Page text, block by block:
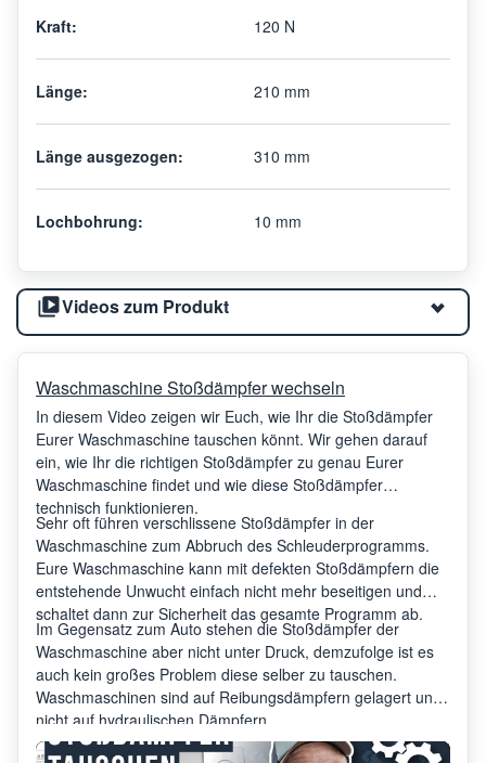
Kraft: 120 N
Länge: 210 mm
Länge ausgezogen: 310 mm
Lochbohrung: 10 mm
Videos zum Produkt
Waschmaschine Stoßdämpfer wechseln
In diesem Video zeigen wir Euch, wie Ihr die Stoßdämpfer
Eurer Waschmaschine tauschen könnt. Wir gehen darauf
ein, wie Ihr die richtigen Stoßdämpfer zu genau Eurer
Waschmaschine findet und wie diese Stoßdämpfer
technisch funktionieren.
Sehr oft führen verschlissene Stoßdämpfer in der
Waschmaschine zum Abbruch des Schleuderprogramms.
Eure Waschmaschine kann mit defekten Stoßdämpfern die
entstehende Unwucht einfach nicht mehr beseitigen und
schaltet dann zur Sicherheit das gesamte Programm ab.
Im Gegensatz zum Auto stehen die Stoßdämpfer der
Waschmaschine aber nicht unter Druck, demzufolge ist es
auch kein großes Problem diese selber zu tauschen.
Waschmaschinen sind auf Reibungsdämpfern gelagert und
nicht auf hydraulischen Dämpfern.